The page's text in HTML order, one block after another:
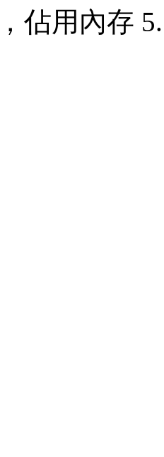
佔用內存